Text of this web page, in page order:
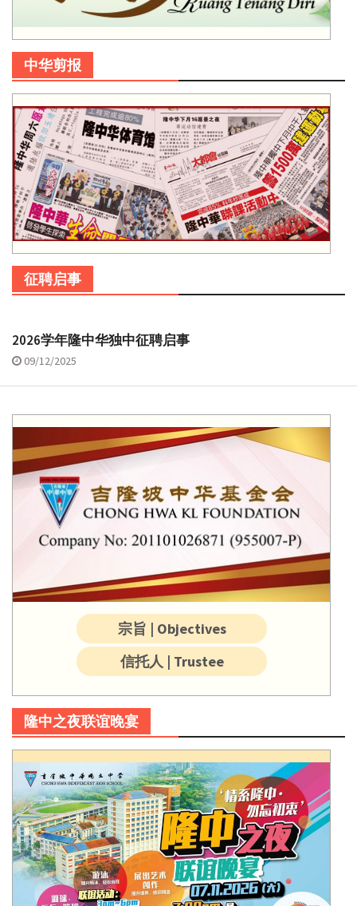
中华剪报
征聘启事
2026学年隆中华独中征聘启事
09/12/2025
宗旨 | Objectives
信托人 | Trustee
隆中之夜联谊晚宴